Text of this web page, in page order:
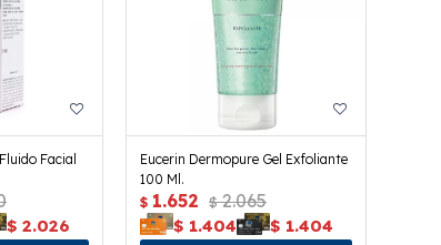
Facial
$ 2.026
Eucerin Dermopure Gel Exfoliante
100 Ml.
$ 1.652 $ 2.065
$ 1.404 $ 1.404